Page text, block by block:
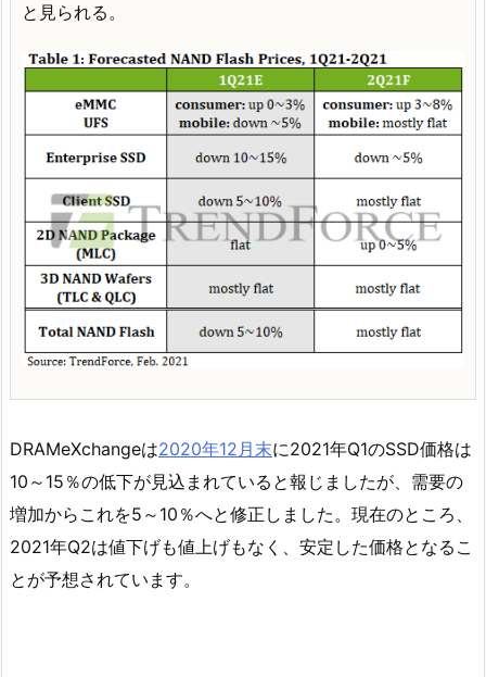
と見られる。
DRAMeXchangeは2020年12月末に2021年Q1のSSD価格は
10～15％の低下が見込まれていると報じましたが、需要の
増加からこれを5～10％へと修正しました。現在のところ、
2021年Q2は値下げも値上げもなく、安定した価格となるこ
とが予想されています。